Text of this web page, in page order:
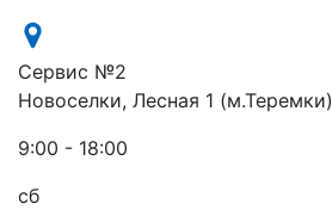
Сервис №2
Новоселки, Лесная 1 (м.Теремки)
9:00 - 18:00
сб